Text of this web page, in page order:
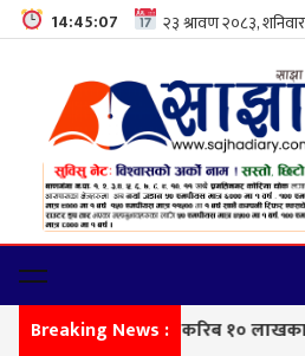
14:45:08
Breaking News :